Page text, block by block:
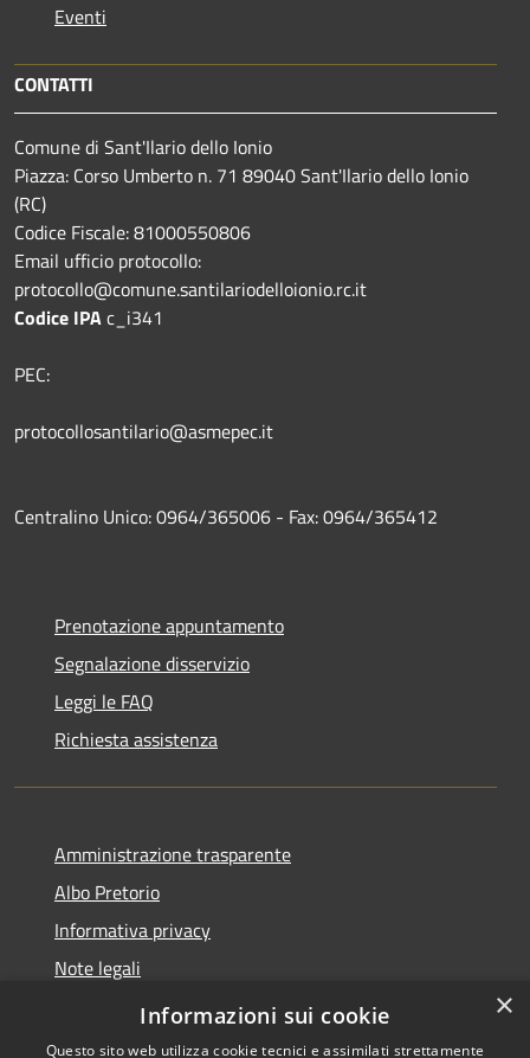
Eventi
CONTATTI
Comune di Sant'Ilario dello Ionio
Piazza: Corso Umberto n. 71 89040 Sant'Ilario dello Ionio
(RC)
Codice Fiscale: 81000550806
Email ufficio protocollo:
protocollo@comune.santilariodelloionio.rc.it
Codice IPAc_i341
PEC:
protocollosantilario@asmepec.it
Centralino Unico: 0964/365006 - Fax: 0964/365412
Prenotazione appuntamento
Segnalazione disservizio
Leggi le FAQ
Richiesta assistenza
Amministrazione trasparente
Albo Pretorio
Informativa privacy
Note legali
Dichiarazione di accessibilità
×
Informazioni sui cookie
Questo sito web utilizza cookie tecnici e assimilati strettamente